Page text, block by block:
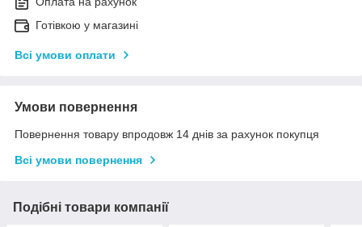
Готівкою у магазині
Всі умови оплати
Умови повернення
Повернення товару впродовж 14 днів за рахунок покупця
Всі умови повернення
Подібні товари компанії